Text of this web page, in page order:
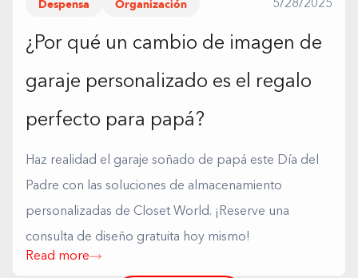
Despensa Organización 5/28/2025
¿Por qué un cambio de imagen de
garaje personalizado es el regalo
perfecto para papá?
Haz realidad el garaje soñado de papá este Día del
Padre con las soluciones de almacenamiento
personalizadas de Closet World. ¡Reserve una
consulta de diseño gratuita hoy mismo!
Read more